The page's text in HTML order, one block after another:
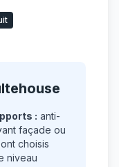
: anti-
façade ou
choisis
niveau